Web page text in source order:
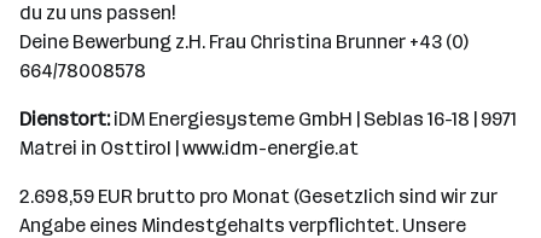
du zu uns passen!
Deine Bewerbung z.H. Frau Christina Brunner +43 (0)
664/78008578
Dienstort:iDM Energiesysteme GmbH | Seblas 16-18 | 9971
Matrei in Osttirol | www.idm-energie.at
2.698,59 EUR brutto pro Monat (Gesetzlich sind wir zur
Angabe eines Mindestgehalts verpflichtet. Unsere